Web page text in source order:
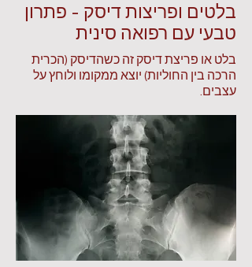
בלטים ופריצות דיסק - פתרון
טבעי עם רפואה סינית
בלט או פריצת דיסק זה כשהדיסק (הכרית
הרכה בין החוליות) יוצא ממקומו ולוחץ על
עצבים.